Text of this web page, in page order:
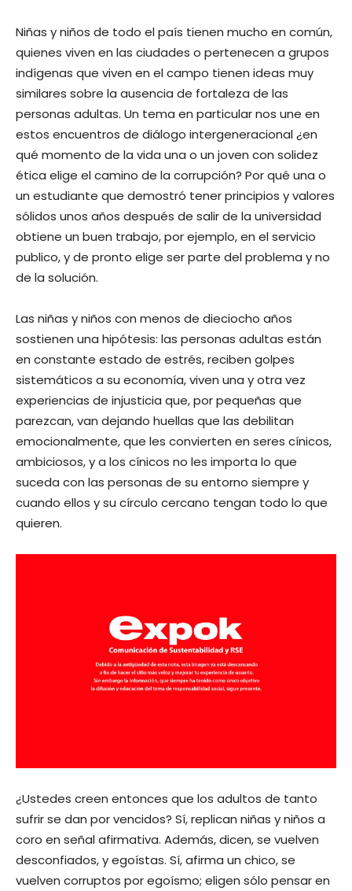
Niñas y niños de todo el país tienen mucho en común,
quienes viven en las ciudades o pertenecen a grupos
indígenas que viven en el campo tienen ideas muy
similares sobre la ausencia de fortaleza de las
personas adultas. Un tema en particular nos une en
estos encuentros de diálogo intergeneracional ¿en
qué momento de la vida una o un joven con solidez
ética elige el camino de la corrupción? Por qué una o
un estudiante que demostró tener principios y valores
sólidos unos años después de salir de la universidad
obtiene un buen trabajo, por ejemplo, en el servicio
publico, y de pronto elige ser parte del problema y no
de la solución.
Las niñas y niños con menos de dieciocho años
sostienen una hipótesis: las personas adultas están
en constante estado de estrés, reciben golpes
sistemáticos a su economía, viven una y otra vez
experiencias de injusticia que, por pequeñas que
parezcan, van dejando huellas que las debilitan
emocionalmente, que les convierten en seres cínicos,
ambiciosos, y a los cínicos no les importa lo que
suceda con las personas de su entorno siempre y
cuando ellos y su círculo cercano tengan todo lo que
quieren.
¿Ustedes creen entonces que los adultos de tanto
sufrir se dan por vencidos? Sí, replican niñas y niños a
coro en señal afirmativa. Además, dicen, se vuelven
desconfiados, y egoístas. Sí, afirma un chico, se
vuelven corruptos por egoísmo; eligen sólo pensar en